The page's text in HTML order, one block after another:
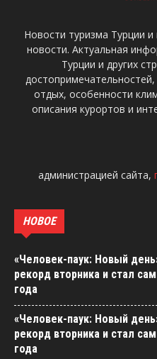
Новости туризма Турции
новости. Актуальная
Турции и других
отдых, особенности
описания курортов и
администрацией сайта,
НОВОЕ
«Человек-паук: Новый
рекорд вторника и стал
года
«Человек-паук: Новый
рекорд вторника и стал
года